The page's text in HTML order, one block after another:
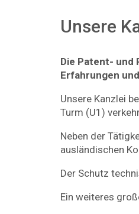
Unsere
Die Patent- und
Erfahrungen
Unsere Kanzlei
Turm (U1)
Neben der
ausländischen
Der Schutz
Ein weiteres